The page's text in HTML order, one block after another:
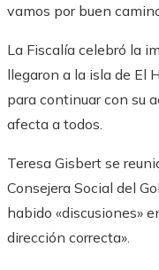
vamos por buen
La Fiscalía celebró la
llegaron a la isla de El
para continuar con su
afecta a todos.
Teresa Gisbert se
Consejera Social del
habido «discusiones»
dirección correcta».